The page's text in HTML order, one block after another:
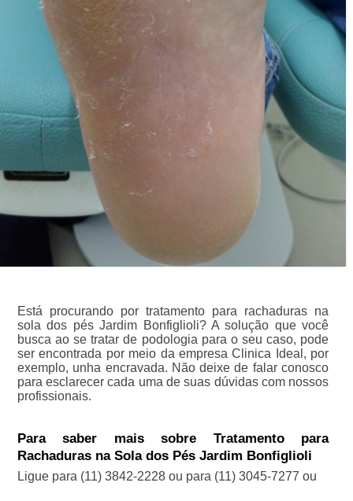
Está procurando por tratamento para rachaduras na
sola dos pés Jardim Bonfiglioli? A solução que você
busca ao se tratar de podologia para o seu caso, pode
ser encontrada por meio da empresa Clinica Ideal, por
exemplo, unha encravada. Não deixe de falar conosco
para esclarecer cada uma de suas dúvidas com nossos
profissionais.
Para saber mais sobre Tratamento para
Rachaduras na Sola dos Pés Jardim Bonfiglioli
Ligue para (11) 3842-2228ou para (11) 3045-7277 ou